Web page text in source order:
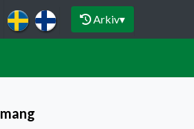
Arkiv▾